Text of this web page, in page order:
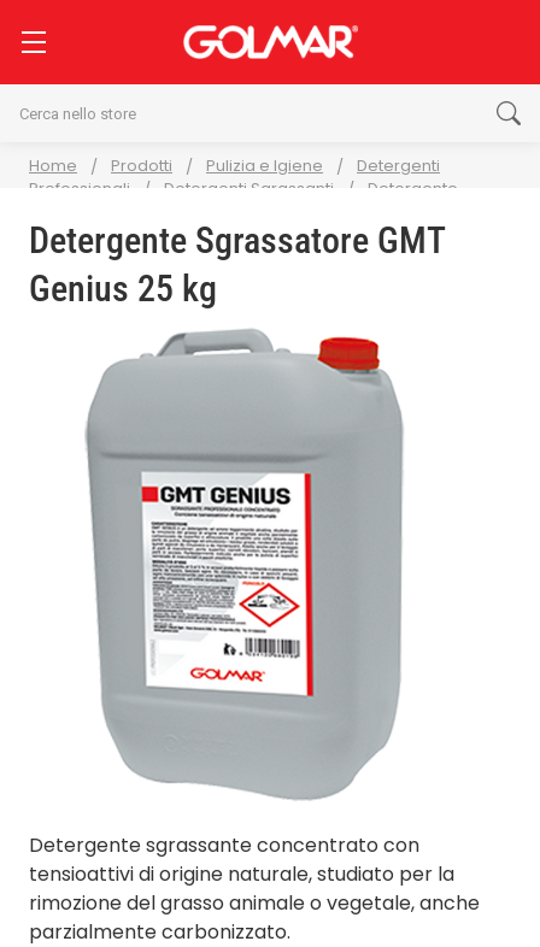
Home Prodotti Pulizia e Igiene
Detergenti
Professionali
Detergenti Sgrassanti
Detergente
Detergente Sgrassatore GMT
Genius 25 kg
Detergente sgrassante concentrato con
tensioattivi di origine naturale, studiato per la
rimozione del grasso animale o vegetale, anche
parzialmente carbonizzato.